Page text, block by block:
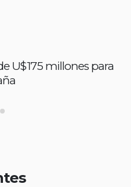
U$175 millones para